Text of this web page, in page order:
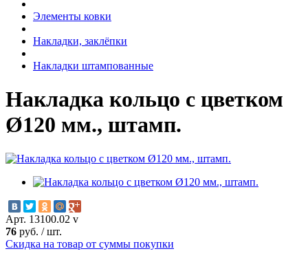
Элементы ковки
Накладки, заклёпки
Накладки штампованные
Накладка кольцо с цветком
Ø120 мм., штамп.
Арт. 13100.02 v
76 руб. /шт.
Скидка на товар от суммы покупки